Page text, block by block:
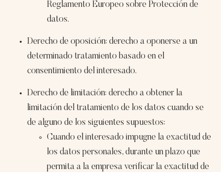
Reglamento Europeo sobre Protección de
datos.
Derecho de oposición: derecho a oponerse a un
determinado tratamiento basado en el
consentimiento del interesado.
Derecho de limitación: derecho a obtener la
limitación del tratamiento de los datos cuando se
de alguno de los siguientes supuestos:
Cuando el interesado impugne la exactitud de
los datos personales, durante un plazo que
permita a la empresa verificar la exactitud de